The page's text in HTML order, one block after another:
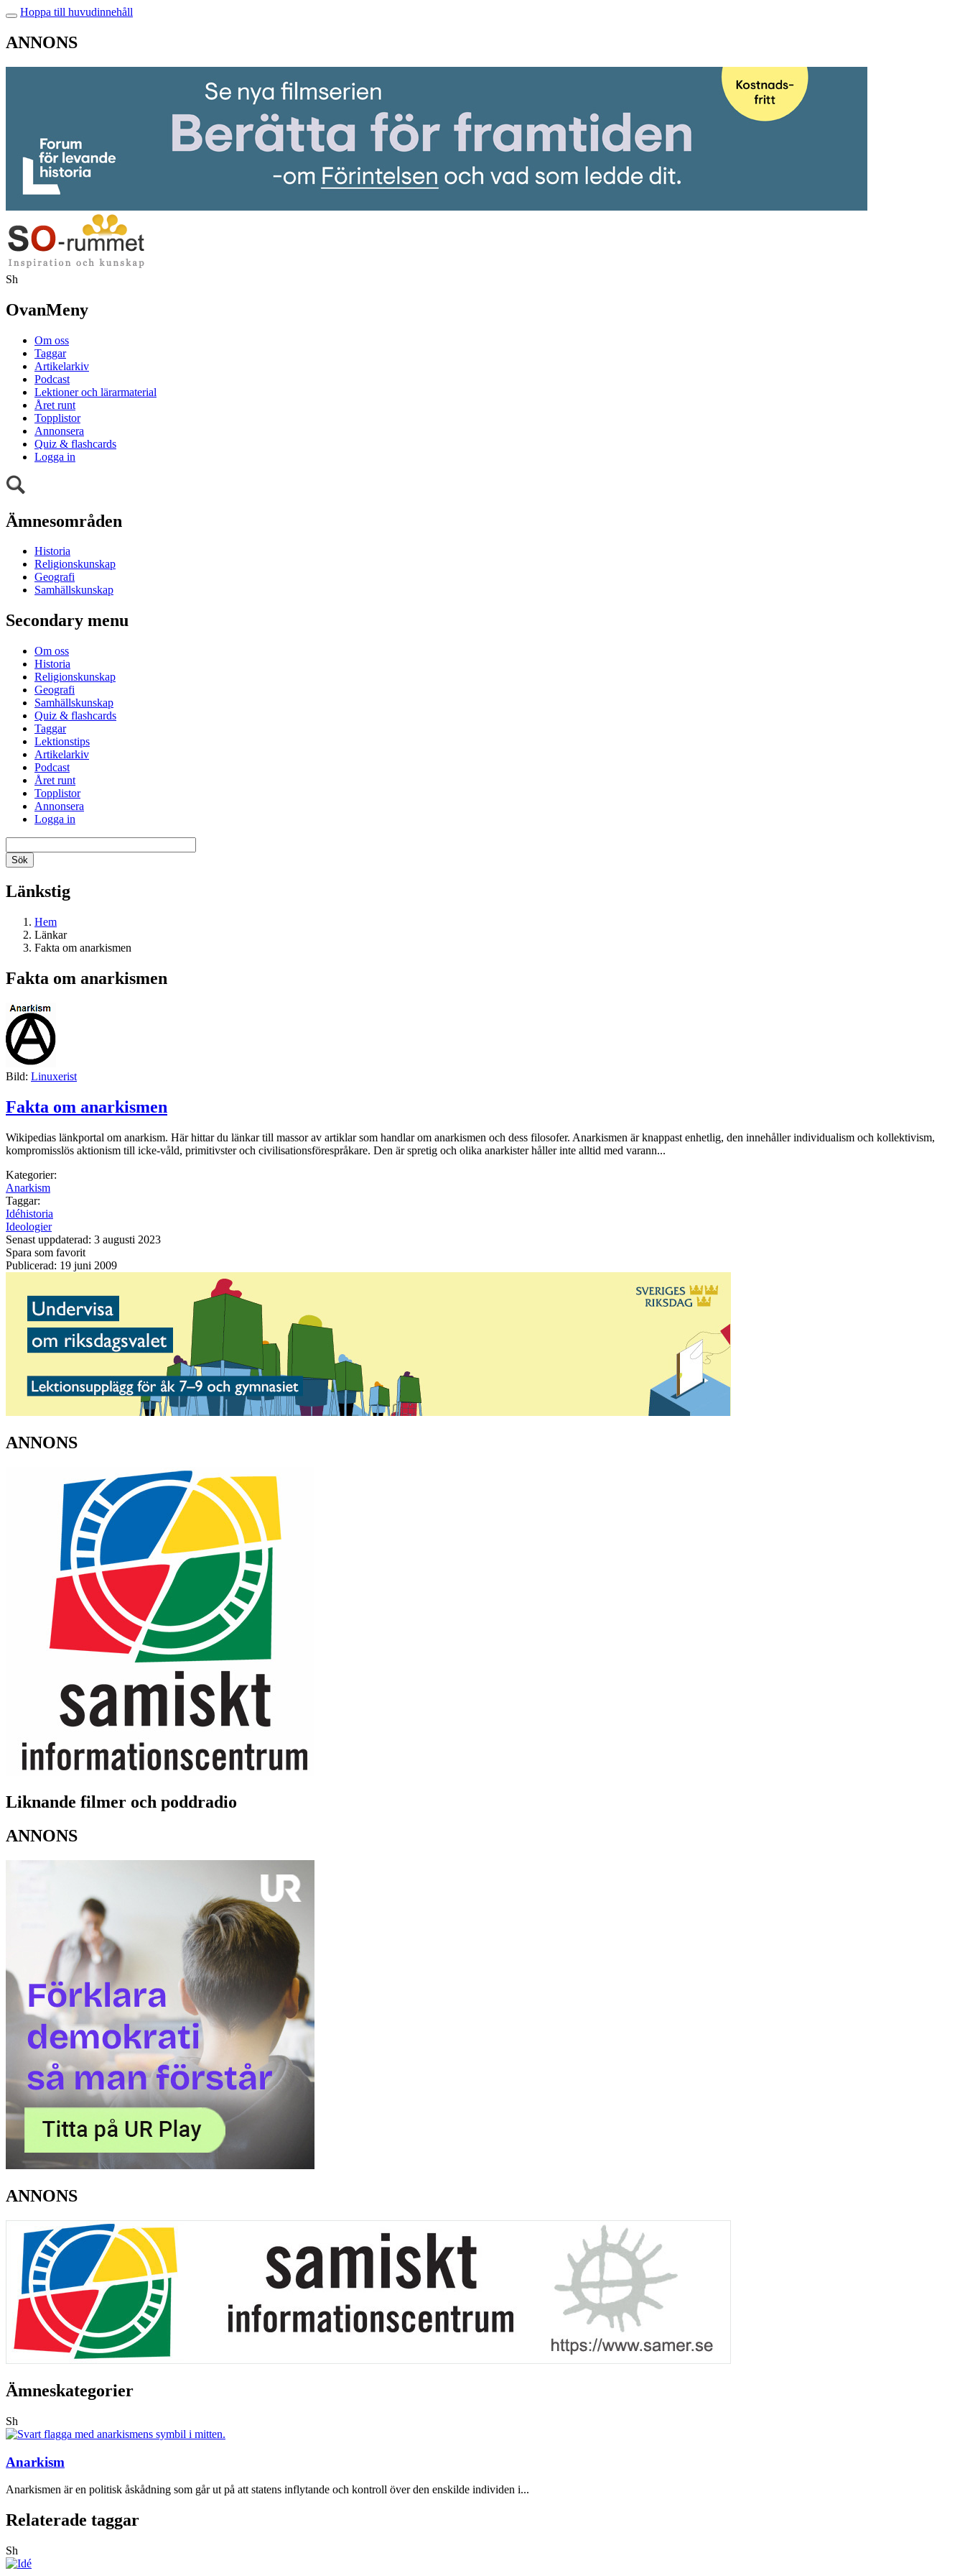
Hoppa till huvudinnehåll
ANNONS
Sh
OvanMeny
Om oss
Taggar
Artikelarkiv
Podcast
Lektioner och lärarmaterial
Året runt
Topplistor
Annonsera
Quiz & flashcards
Logga in
Ämnesområden
Historia
Religionskunskap
Geografi
Samhällskunskap
Secondary menu
Om oss
Historia
Religionskunskap
Geografi
Samhällskunskap
Quiz & flashcards
Taggar
Lektionstips
Artikelarkiv
Podcast
Året runt
Topplistor
Annonsera
Logga in
Länkstig
Hem
Länkar
Fakta om anarkismen
Fakta om anarkismen
Bild: Linuxerist
Fakta om anarkismen
Wikipedias länkportal om anarkism. Här hittar du länkar till massor av artiklar som handlar om anarkismen och dess filosofer. Anarkismen är knappast enhetlig, den innehåller individualism och kollektivism,
kompromisslös aktionism till icke-våld, primitivster och civilisationsförespråkare. Den är spretig och olika anarkister håller inte alltid med varann...
Kategorier:
Anarkism
Taggar:
Idéhistoria
Ideologier
Senast uppdaterad: 3 augusti 2023
Spara som favorit
Publicerad: 19 juni 2009
ANNONS
Liknande filmer och poddradio
ANNONS
ANNONS
Ämneskategorier
Sh
Anarkism
Anarkismen är en politisk åskådning som går ut på att statens inflytande och kontroll över den enskilde individen i...
Relaterade taggar
Sh